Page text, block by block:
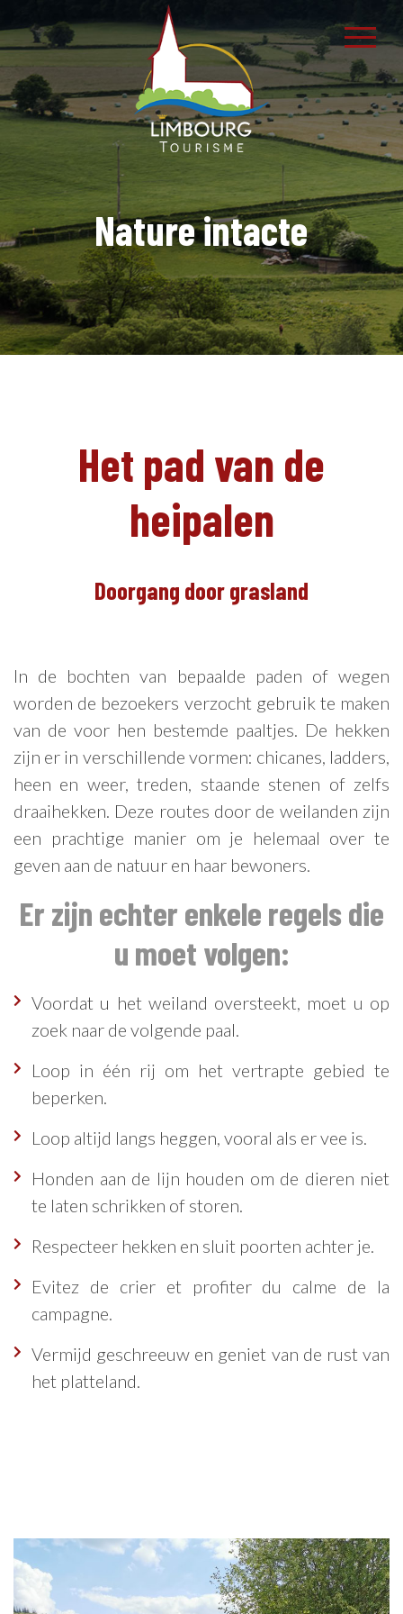
Nature intacte
Het pad van de
heipalen
Doorgang door grasland
In de bochten van bepaalde paden of wegen
worden de bezoekers verzocht gebruik te maken
van de voor hen bestemde paaltjes. De hekken
zijn er in verschillende vormen: chicanes, ladders,
heen en weer, treden, staande stenen of zelfs
draaihekken. Deze routes door de weilanden zijn
een prachtige manier om je helemaal over te
geven aan de natuur en haar bewoners.
Er zijn echter enkele regels die
u moet volgen:
Voordat u het weiland oversteekt, moet u op
zoek naar de volgende paal.
Loop in één rij om het vertrapte gebied te
beperken.
Loop altijd langs heggen, vooral als er vee is.
Honden aan de lijn houden om de dieren niet
te laten schrikken of storen.
Respecteer hekken en sluit poorten achter je.
Evitez de crier et profiter du calme de la
campagne.
Vermijd geschreeuw en geniet van de rust van
het platteland.